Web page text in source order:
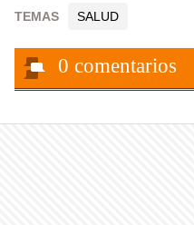
TEMAS SALUD
0 comentarios